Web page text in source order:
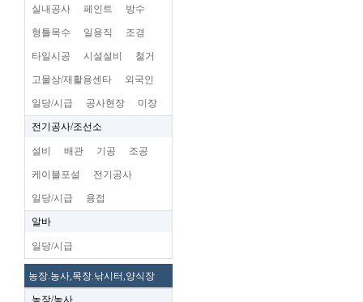
실내공사 페인트 방수
형틀목수 일용직 조경
타일시공 시설설비 철거
고물상/재활용센타 외국인
일당/시급 공사현장 미장
전기공사/조선소
설비 배관 기공 조공
케이블포설 전기공사
일당/시급 용접
알바
일당/시급
농장.농사,목장.낚시터,양식장
농장/농사